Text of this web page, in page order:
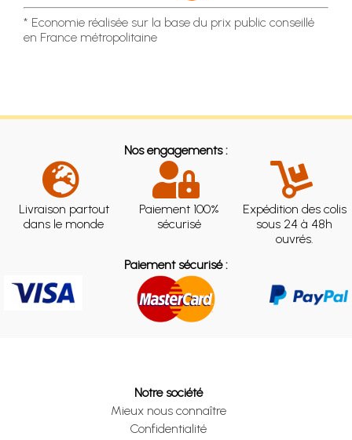
* Economie réalisée sur la base du prix public conseillé
en France métropolitaine
Nos engagements :
Livraison partout
dans le monde
Paiement 100%
sécurisé
Expédition des colis
sous 24 à 48h
ouvrés.
Paiement sécurisé :
Notre société
Mieux nous connaître
Confidentialité